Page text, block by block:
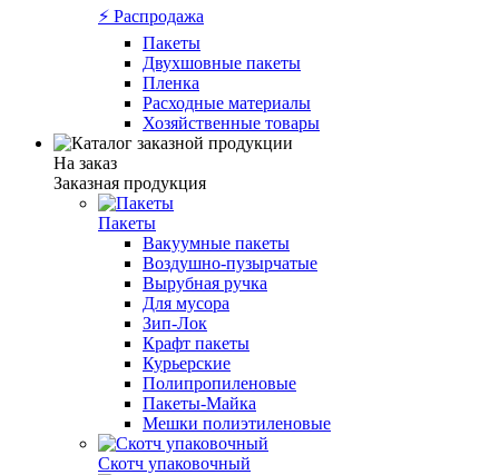
⚡️ Распродажа
Пакеты
Двухшовные пакеты
Пленка
Расходные материалы
Хозяйственные товары
На заказ
Заказная продукция
Пакеты
Вакуумные пакеты
Воздушно-пузырчатые
Вырубная ручка
Для мусора
Зип-Лок
Крафт пакеты
Курьерские
Полипропиленовые
Пакеты-Майка
Мешки полиэтиленовые
Скотч упаковочный